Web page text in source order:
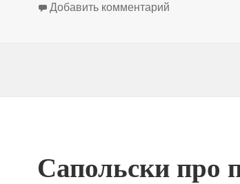
Добавить комментарий
Сапольски про